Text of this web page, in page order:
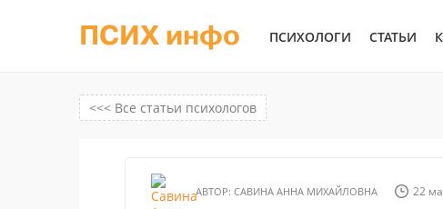
ПСИХ инфо ПСИХОЛОГИ СТАТЬИ
<<< Все статьи психологов
АВТОР: САВИНА АННА МИХАЙЛОВНА 22